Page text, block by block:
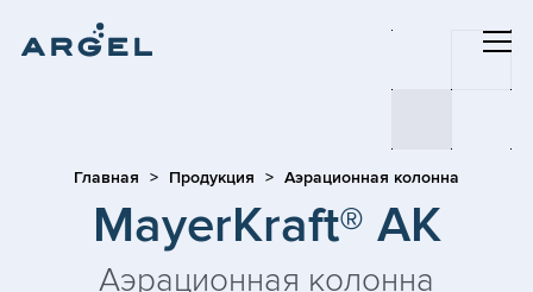
Главная Продукция Аэрационная колонна
MayerKraft® AK
Аэрационная колонна